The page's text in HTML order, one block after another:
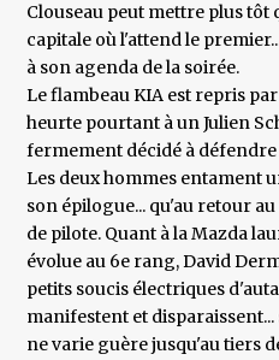
Clouseau peut mettre plus tôt
capitale où l'attend le
à son agenda de la soirée.
Le flambeau KIA est repris
heurte pourtant à un Julien
fermement décidé à défendre
Les deux hommes entament
son épilogue... qu'au retour
de pilote. Quant à la Mazda
évolue au 6e rang, David
petits soucis électriques
manifestent et
ne varie guère jusqu'au tiers